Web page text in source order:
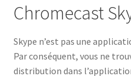
Chromecast
Skype n’est pas une
Par conséquent, vous ne
distribution dans